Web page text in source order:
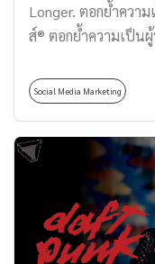
ไม่น่าพึงใจ สร้างคว
แต่เมื่อ ฮาโตริ คันโซ
Longer. ตอกย้ำควา
ส์® ตอกย้ำความเป็
บันดาลใจ ชวนริเริ่ม
ซื้อเพื่อสิ่งที่ดีกว่า เลื
แวดล้อม เพื่อเพิ่มอา
ซึ่งจะช่วยลดการซื้อ
เปลี่ยนแปลงที่ดียิ่งขึ้
บันดาลใจของความ
การผลิตและการบริ
เปลี่ยนแปลง
Social Media Marketing